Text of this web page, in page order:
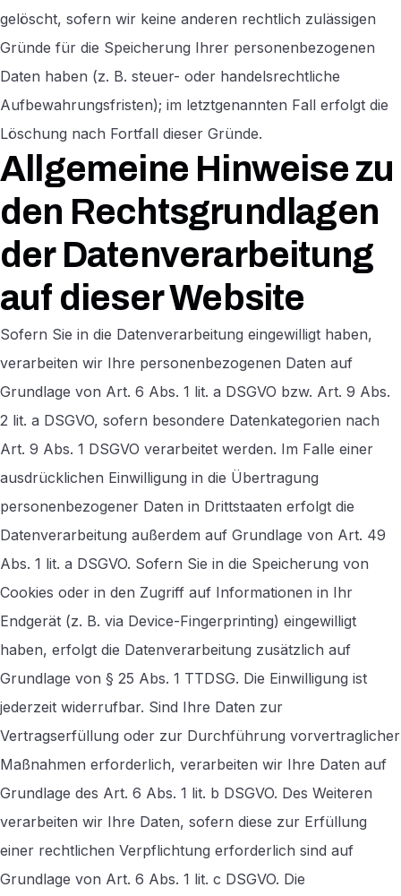
gelöscht, sofern wir keine anderen rechtlich zulässigen
Gründe für die Speicherung Ihrer personenbezogenen
Daten haben (z. B. steuer- oder handelsrechtliche
Aufbewahrungsfristen); im letztgenannten Fall erfolgt die
Löschung nach Fortfall dieser Gründe.
Allgemeine Hinweise zu
den Rechtsgrundlagen
der Datenverarbeitung
auf dieser Website
Sofern Sie in die Datenverarbeitung eingewilligt haben,
verarbeiten wir Ihre personenbezogenen Daten auf
Grundlage von Art. 6 Abs. 1 lit. a DSGVO bzw. Art. 9 Abs.
2 lit. a DSGVO, sofern besondere Datenkategorien nach
Art. 9 Abs. 1 DSGVO verarbeitet werden. Im Falle einer
ausdrücklichen Einwilligung in die Übertragung
personenbezogener Daten in Drittstaaten erfolgt die
Datenverarbeitung außerdem auf Grundlage von Art. 49
Abs. 1 lit. a DSGVO. Sofern Sie in die Speicherung von
Cookies oder in den Zugriff auf Informationen in Ihr
Endgerät (z. B. via Device-Fingerprinting) eingewilligt
haben, erfolgt die Datenverarbeitung zusätzlich auf
Grundlage von § 25 Abs. 1 TTDSG. Die Einwilligung ist
jederzeit widerrufbar. Sind Ihre Daten zur
Vertragserfüllung oder zur Durchführung vorvertraglicher
Maßnahmen erforderlich, verarbeiten wir Ihre Daten auf
Grundlage des Art. 6 Abs. 1 lit. b DSGVO. Des Weiteren
verarbeiten wir Ihre Daten, sofern diese zur Erfüllung
einer rechtlichen Verpflichtung erforderlich sind auf
Grundlage von Art. 6 Abs. 1 lit. c DSGVO. Die